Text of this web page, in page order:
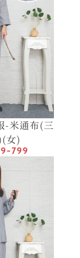
-米通布(三
女)
799